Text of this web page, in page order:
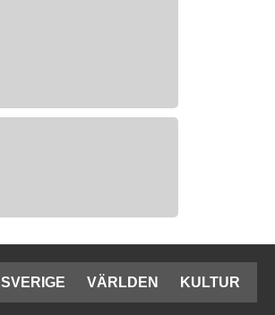
SVERIGE VÄRLDEN KULTUR